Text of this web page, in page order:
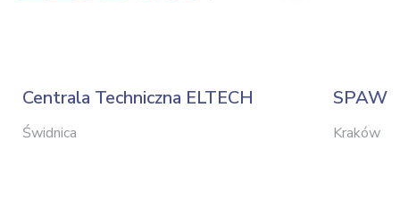
Centrala Techniczna ELTECH
Świdnica
SPAW
Kraków